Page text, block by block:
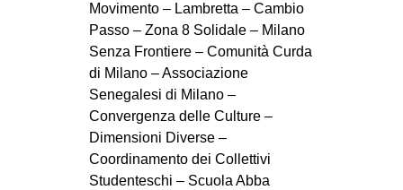
Movimento – Lambretta – Cambio
Passo – Zona 8 Solidale – Milano
Senza Frontiere – Comunità Curda
di Milano – Associazione
Senegalesi di Milano –
Convergenza delle Culture –
Dimensioni Diverse –
Coordinamento dei Collettivi
Studenteschi – Scuola Abba